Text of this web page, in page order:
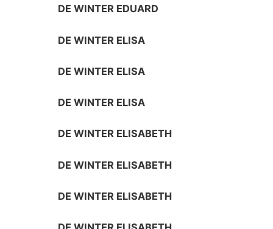
DE WINTER EDUARD
DE WINTER ELISA
DE WINTER ELISA
DE WINTER ELISA
DE WINTER ELISABETH
DE WINTER ELISABETH
DE WINTER ELISABETH